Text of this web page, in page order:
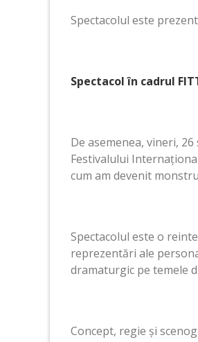
Spectacolul este
Spectacol în cadrul
De asemenea, vineri,
Festivalului
cum am devenit
Spectacolul este o
reprezentări ale
dramaturgic pe temele
Concept, regie și